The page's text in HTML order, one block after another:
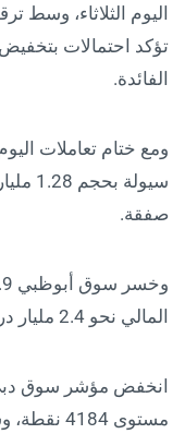
اليوم الثلاثاء، وسط
تؤكد احتمالات
الفائدة.
ومع ختام تعاملات
صفقة.
المالي نحو 2.4 مليار درهم، بإجمالي 8.41 مليار درهم.